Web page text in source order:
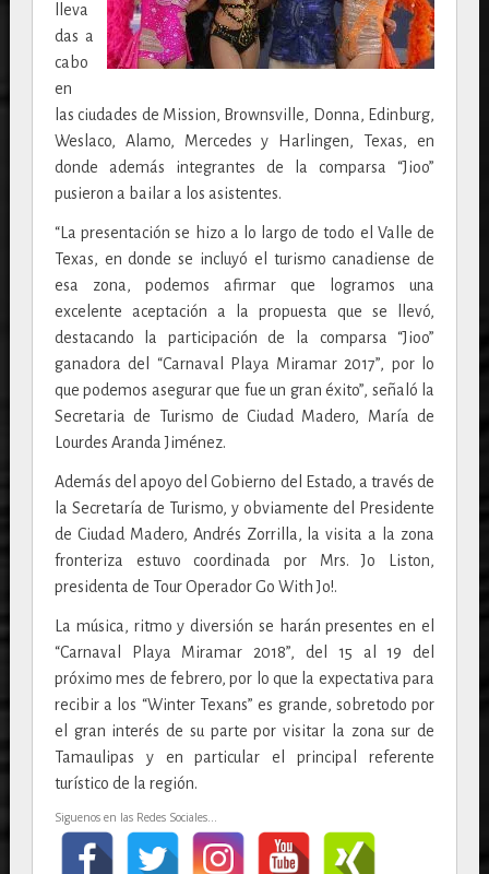
lleva
das a
cabo
en
las ciudades de Mission, Brownsville, Donna, Edinburg,
Weslaco, Alamo, Mercedes y Harlingen, Texas, en
donde además integrantes de la comparsa “Jioo”
pusieron a bailar a los asistentes.
“La presentación se hizo a lo largo de todo el Valle de
Texas, en donde se incluyó el turismo canadiense de
esa zona, podemos afirmar que logramos una
excelente aceptación a la propuesta que se llevó,
destacando la participación de la comparsa “Jioo”
ganadora del “Carnaval Playa Miramar 2017”, por lo
que podemos asegurar que fue un gran éxito”, señaló la
Secretaria de Turismo de Ciudad Madero, María de
Lourdes Aranda Jiménez.
Además del apoyo del Gobierno del Estado, a través de
la Secretaría de Turismo, y obviamente del Presidente
de Ciudad Madero, Andrés Zorrilla, la visita a la zona
fronteriza estuvo coordinada por Mrs. Jo Liston,
presidenta de Tour Operador Go With Jo!.
La música, ritmo y diversión se harán presentes en el
“Carnaval Playa Miramar 2018”, del 15 al 19 del
próximo mes de febrero, por lo que la expectativa para
recibir a los “Winter Texans” es grande, sobretodo por
el gran interés de su parte por visitar la zona sur de
Tamaulipas y en particular el principal referente
turístico de la región.
Siguenos en las Redes Sociales...